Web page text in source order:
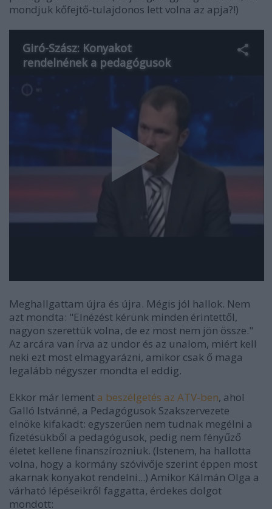
mondjuk kőfejtő-tulajdonos lett volna az apja?!)
Meghallgattam újra és újra. Mégis jól hallok. Nem
azt mondta: "Elnézést kérünk minden érintettől,
nagyon szerettük volna, de ez most nem jön össze."
Az arcára van írva az undor és az unalom, miért kell
neki ezt most elmagyarázni, amikor csak ő maga
legalább négyszer mondta el eddig.
Ekkor már lement a beszélgetés az ATV-ben, ahol
Galló Istvánné, a Pedagógusok Szakszervezete
elnöke kifakadt: egyszerűen nem tudnak megélni a
fizetésükből a pedagógusok, pedig nem fényűző
életet kellene finanszírozniuk. (Istenem, ha hallotta
volna, hogy a kormány szóvivője szerint éppen most
akarnak konyakot rendelni...) Amikor Kálmán Olga a
várható lépéseikről faggatta, érdekes dolgot
mondott: